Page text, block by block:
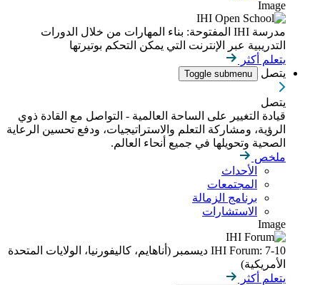
Image
مدرسة IHI المفتوحة: بناء المهارات من خلال الدورات
التدريبية عبر الإنترنت التي يمكن التحكم بوتيرتها
يتعلم أكثر
يتصل
Toggle submenu
يتصل
قيادة التغيير على الساحة العالمية - التواصل مع القادة ذوي
الرؤية، ومشاركة التعلم والاستراتيجيات، ودفع تحسين الرعاية
الصحية وتحويلها في جميع أنحاء العالم.
ملخص
الأحداث
المجتمعات
برنامج الزمالة
الاستشارات
Image
IHI Forum: 7-10 ديسمبر (أناهايم، كاليفورنيا، الولايات المتحدة
الأمريكية)
يتعلم أكثر